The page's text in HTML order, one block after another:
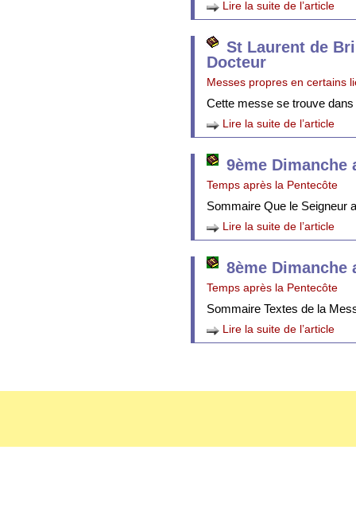
Lire la suite de l’article
St Laurent de
Docteur
Messes propres en certains
Cette messe se trouve
Lire la suite de l’article
9ème Dimanche
Temps après la Pentecôte
Sommaire Que le Seigneur
Lire la suite de l’article
8ème Dimanche
Temps après la Pentecôte
Sommaire Textes de la
Lire la suite de l’article